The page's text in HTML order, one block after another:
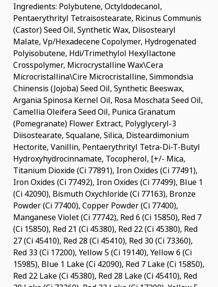
Ingredients: Polybutene, Octyldodecanol,
Pentaerythrityl Tetraisostearate, Ricinus Communis
(Castor) Seed Oil, Synthetic Wax, Diisostearyl
Malate, Vp/Hexadecene Copolymer, Hydrogenated
Polyisobutene, Hdi/Trimethylol Hexyllactone
Crosspolymer, Microcrystalline Wax\Cera
Microcristallina\Cire Microcristalline, Simmondsia
Chinensis (Jojoba) Seed Oil, Synthetic Beeswax,
Argania Spinosa Kernel Oil, Rosa Moschata Seed Oil,
Camellia Oleifera Seed Oil, Punica Granatum
(Pomegranate) Flower Extract, Polyglyceryl-3
Diisostearate, Squalane, Silica, Disteardimonium
Hectorite, Vanillin, Pentaerythrityl Tetra-Di-T-Butyl
Hydroxyhydrocinnamate, Tocopherol, [+/- Mica,
Titanium Dioxide (Ci 77891), Iron Oxides (Ci 77491),
Iron Oxides (Ci 77492), Iron Oxides (Ci 77499), Blue 1
(Ci 42090), Bismuth Oxychloride (Ci 77163), Bronze
Powder (Ci 77400), Copper Powder (Ci 77400),
Manganese Violet (Ci 77742), Red 6 (Ci 15850), Red 7
(Ci 15850), Red 21 (Ci 45380), Red 22 (Ci 45380), Red
27 (Ci 45410), Red 28 (Ci 45410), Red 30 (Ci 73360),
Red 33 (Ci 17200), Yellow 5 (Ci 19140), Yellow 6 (Ci
15985), Blue 1 Lake (Ci 42090), Red 7 Lake (Ci 15850),
Red 22 Lake (Ci 45380), Red 28 Lake (Ci 45410), Red